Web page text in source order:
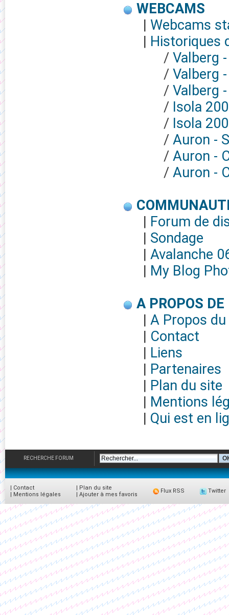
WEBCAMS
| Webcams
| Historiques
/ Valberg
/ Valberg
/ Valberg
/ Isola
/ Isola
/ Auron -
/ Auron -
/ Auron -
| Forum de
| Sondage
| Avalanche
| My Blog
A PROPOS DE
| A Propos
| Contact
| Liens
| Partenaires
| Plan du site
| Mentions
| Qui est en
RECHERCHE FORUM
| Contact
| Mentions légales
| Plan du site
| Ajouter à mes favoris
Flux RSS Twitter